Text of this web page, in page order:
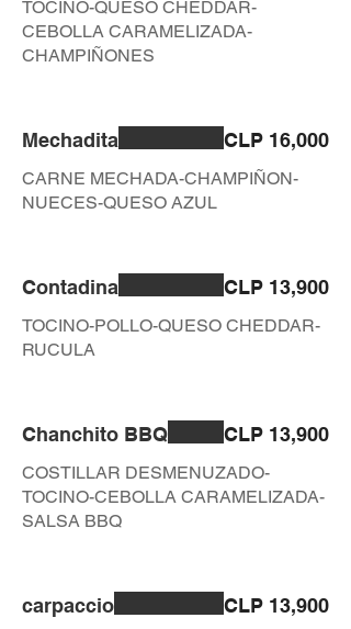
TOCINO-QUESO CHEDDAR-
CEBOLLA CARAMELIZADA-
CHAMPIÑONES
Mechadita
CARNE MECHADA-CHAMPIÑON-
NUECES-QUESO AZUL
CLP 16,000
Contadina
TOCINO-POLLO-QUESO CHEDDAR-
RUCULA
CLP 13,900
Chanchito BBQ
COSTILLAR DESMENUZADO-
TOCINO-CEBOLLA CARAMELIZADA-
SALSA BBQ
CLP 13,900
carpaccio CLP 13,900